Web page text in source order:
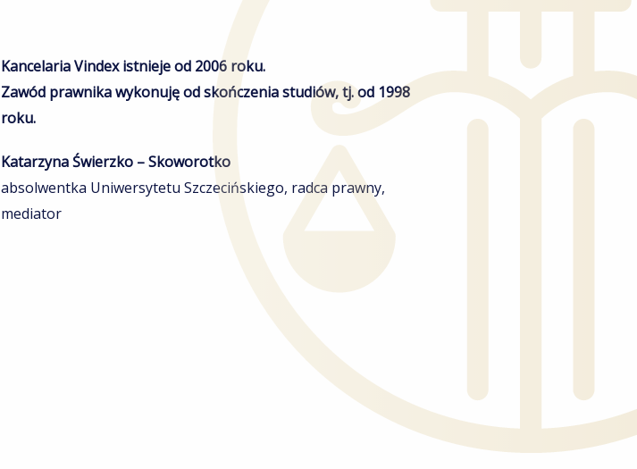
Kancelaria Vindex istnieje od 2006 roku.
Zawód prawnika wykonuję od skończenia studiów, tj. od 1998
roku.
Katarzyna Świerzko – Skoworotko
absolwentka Uniwersytetu Szczecińskiego, radca prawny,
mediator